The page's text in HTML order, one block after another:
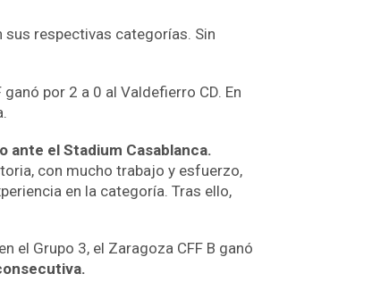
respectivas categorías. Sin
ganó por 2 a 0 al Valdefierro CD. En
ante el Stadium Casablanca.
con mucho trabajo y esfuerzo,
en la categoría. Tras ello,
el Grupo 3, el Zaragoza CFF B ganó